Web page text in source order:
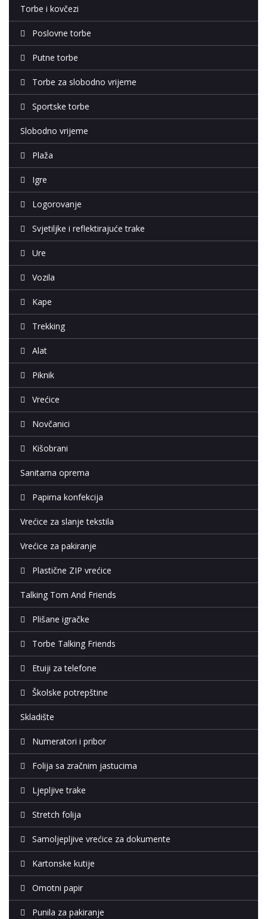
Torbe i kovčezi
Poslovne torbe
Putne torbe
Torbe za slobodno vrijeme
Sportske torbe
Slobodno vrijeme
Plaža
Igre
Logorovanje
Svjetiljke i reflektirajuće trake
Ure
Vozila
Kape
Trekking
Alat
Piknik
Vrećice
Novčanici
Kišobrani
Sanitarna oprema
Papirna konfekcija
Vrećice za slanje tekstila
Vrećice za pakiranje
Plastične ZIP vrećice
Talking Tom And Friends
Plišane igračke
Torbe Talking Friends
Etuiji za telefone
Školske potrepštine
Skladište
Numeratori i pribor
Folija sa zračnim jastucima
Ljepljive trake
Stretch folija
Samoljepljive vrećice za dokumente
Kartonske kutije
Omotni papir
Punila za pakiranje